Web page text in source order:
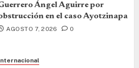
Ángel Aguirre por
en el caso Ayotzinapa
AGOSTO 7, 2026 0